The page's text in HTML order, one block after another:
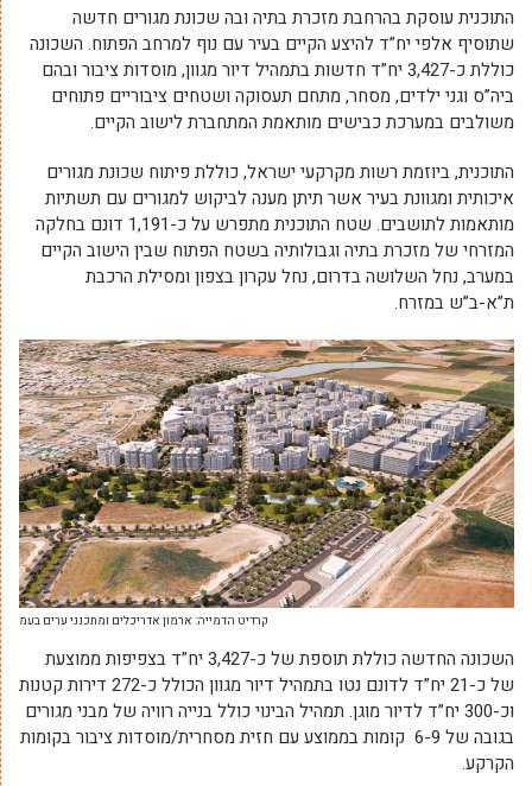
התוכנית עוסקת בהרחבת מזכרת בתיה ובה שכונת מגורים חדשה
שתוסיף אלפי יח”ד להיצע הקיים בעיר עם נוף למרחב הפתוח. השכונה
כוללת כ-3,427 יח”ד חדשות בתמהיל דיור מגוון, מוסדות ציבור ובהם
ביה”ס וגני ילדים, מסחר, מתחם תעסוקה ושטחים ציבוריים פתוחים
משולבים במערכת כבישים מותאמת המתחברת לישוב הקיים.
התוכנית, ביוזמת רשות מקרקעי ישראל, כוללת פיתוח שכונת מגורים
איכותית ומגוונת בעיר אשר תיתן מענה לביקוש למגורים עם תשתיות
מותאמות לתושבים. שטח התוכנית מתפרש על כ-1,191 דונם בחלקה
המזרחי של מזכרת בתיה וגבולותיה בשטח הפתוח שבין הישוב הקיים
במערב, נחל השלושה בדרום, נחל עקרון בצפון ומסילת הרכבת
ת”א-ב”ש במזרח.
קרדיט הדמייה: ארמון אדריכלים ומתכנני ערים בעמ
השכונה החדשה כוללת תוספת של כ-3,427 יח”ד בצפיפות ממוצעת
של כ-21 יח”ד לדונם נטו בתמהיל דיור מגוון הכולל כ-272 דירות קטנות
וכ-300 יח”ד לדיור מוגן. תמהיל הבינוי כולל בנייה רוויה של מבני מגורים
בגובה של 6-9 קומות בממוצע עם חזית מסחרית/מוסדות ציבור בקומות
הקרקע.